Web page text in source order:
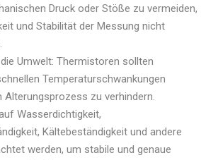
Druck oder Stöße zu vermeiden,
und Stabilität der Messung nicht
Umwelt: Thermistoren sollten
Temperaturschwankungen
Alterungsprozess zu verhindern.
Wasserdichtigkeit,
Kältebeständigkeit und andere
werden, um stabile und genaue